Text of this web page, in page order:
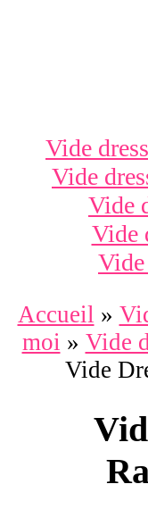
Vide
Vide
Vide
Vide
Accueil »
moi » Vide
Vide